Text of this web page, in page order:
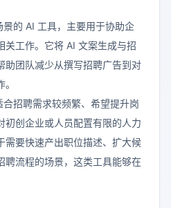
景的 AI 工具，主要用于协助企
关工作。它将 AI 文案生成与招
助团队减少从撰写招聘广告到对
合招聘需求较频繁、希望提升岗
初创企业或人员配置有限的人力
需要快速产出职位描述、扩大候
聘流程的场景，这类工具能够在